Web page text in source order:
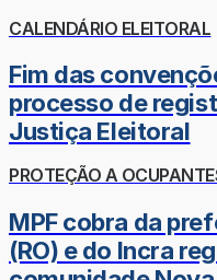
CALENDÁRIO ELEITORAL
Fim das
processo de
Justiça Eleitoral
PROTEÇÃO A
MPF cobra da
(RO) e do Incra